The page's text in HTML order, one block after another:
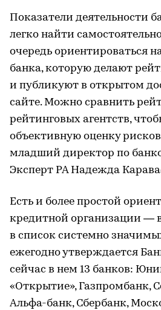
Показатели деятельности
легко найти
очередь ориентироваться
банка, которую делают
и публикуют в открытом
сайте. Можно сравнить
рейтинговых агентств,
объективную оценку
младший директор по
Эксперт РА Надежда
Есть и более простой
кредитной организации —
в список системно
ежегодно утверждается
сейчас в нем 13 банков:
«Открытие», Газпромбанк,
Альфа-банк, Сбербанк,